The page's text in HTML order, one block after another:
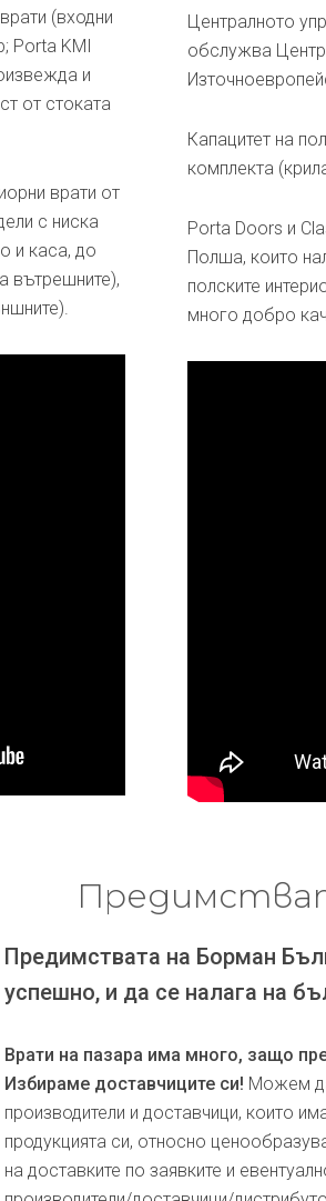
(входни
Porta KMI
и
от стоката
врати от
с ниска
и каса, до
вътрешните),
Централното
обслужва
Капацитет на
комплекта
Porta Doors и
Полша, които
полските
много добро
Предимствата на Борман
успешно, и да се налага на
Врати на пазара има много, защо
Избираме доставчиците си! Можем
производители и доставчици, които
продукцията си, относно
на доставките по заявките и